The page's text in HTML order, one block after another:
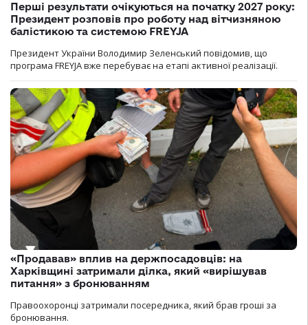
Перші результати очікуються на початку 2027 року:
Президент розповів про роботу над вітчизняною
балістикою та системою FREYJA
Президент України Володимир Зеленський повідомив, що
програма FREYJA вже перебуває на етапі активної реалізації.
«Продавав» вплив на держпосадовців: на
Харківщині затримали ділка, який «вирішував
питання» з бронюванням
Правоохоронці затримали посередника, який брав гроші за
бронювання.